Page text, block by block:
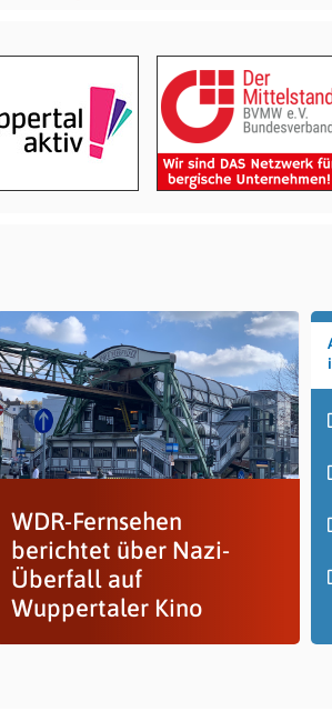
WDR-Fernsehen
berichtet über Nazi-
Überfall auf
Wuppertaler Kino